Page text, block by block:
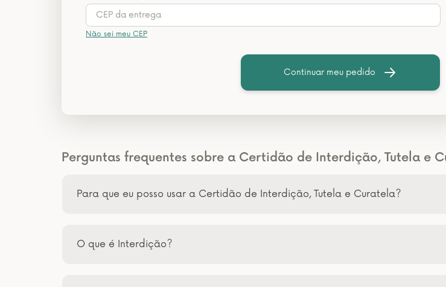
Não sei meu CEP
Continuar meu pedido
Perguntas frequentes sobre a Certidão de Interdição, Tutela e
Para que eu posso usar a Certidão de Interdição, Tutela e Curatela?
O que é Interdição?